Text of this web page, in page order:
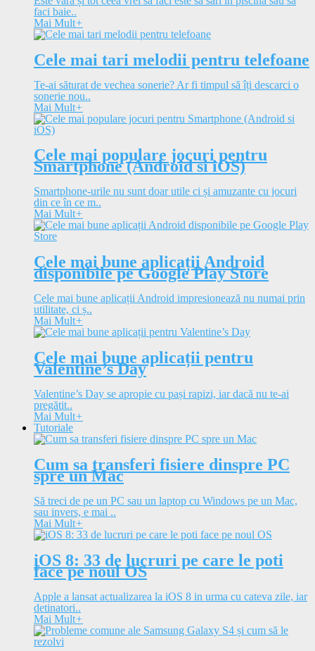
faci baie..
Mai Mult+
Cele mai tari melodii pentru telefoane
Te-ai săturat de vechea sonerie? Ar fi timpul să îți descarci o
sonerie nou..
Mai Mult+
Cele mai populare jocuri pentru
Smartphone (Android si iOS)
Smartphone-urile nu sunt doar utile ci și amuzante cu jocuri
din ce în ce m..
Mai Mult+
Cele mai bune aplicații Android
disponibile pe Google Play Store
Cele mai bune aplicații Android impresionează nu numai prin
utilitate, ci ș..
Mai Mult+
Cele mai bune aplicații pentru
Valentine’s Day
Valentine’s Day se apropie cu pași rapizi, iar dacă nu te-ai
pregătit..
Mai Mult+
Tutoriale
Cum sa transferi fisiere dinspre PC
spre un Mac
Să treci de pe un PC sau un laptop cu Windows pe un Mac,
sau invers, e mai ..
Mai Mult+
iOS 8: 33 de lucruri pe care le poti
face pe noul OS
Apple a lansat actualizarea la iOS 8 in urma cu cateva zile, iar
detinatori..
Mai Mult+